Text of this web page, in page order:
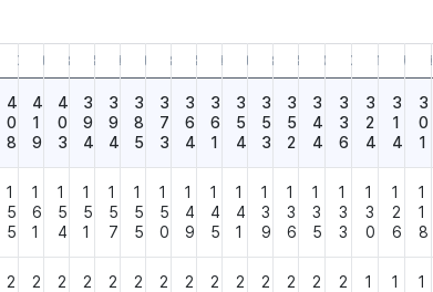
26.06.3026.03.3125.12.3125.09.3025.06.3025.03.3124.12.31
24.09.3024.06.3024.03.3123.12.3123.09.3023.06.3023.03.3122.12.31
22.09.30
4
0
8
4
1
9
4
0
3
3
9
4
3
9
4
3
8
5
3
7
3
3
6
4
3
6
1
3
5
4
3
5
3
3
5
2
3
4
4
3
3
6
3
2
4
3
1
4
3
0
1
1
5
5
1
6
1
1
5
4
1
5
1
1
5
7
1
5
5
1
5
0
1
4
9
1
4
5
1
4
1
1
3
9
1
3
6
1
3
5
1
3
3
1
3
0
1
2
6
1
1
8
2
2
2
2
2
2
2
2
2
2
2
2
2
2
1
1
1